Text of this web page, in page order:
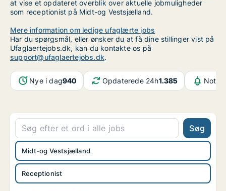
at vise et opdateret overblik over aktuelle jobmuligheder
som receptionist på Midt-og Vestsjælland.
Mere information om ledige ufaglærte jobs
Har du spørgsmål, eller ønsker du at få dine stillinger vist på
Ufaglaertejobs.dk, kan du kontakte os på
support@ufaglaertejobs.dk.
Nye i dag940 Opdaterede 24h1.385
Søg
Receptionist
Midt-og Vestsjælland